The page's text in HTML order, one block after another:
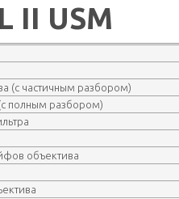
II USM
(с частичным разбором)
полным разбором)
объектива